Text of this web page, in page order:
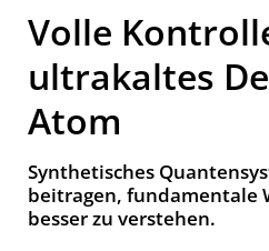
Volle
ultrakaltes
Atom
Synthetisches
beitragen, fundamentale
besser zu verstehen.